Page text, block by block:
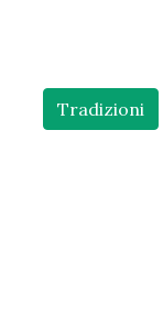
Tradizioni